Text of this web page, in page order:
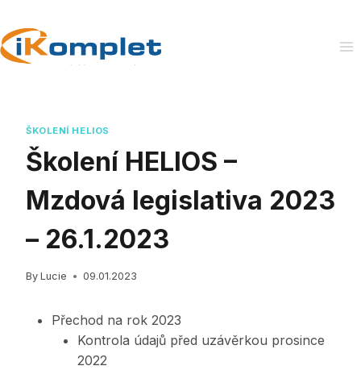
to
content
ŠKOLENÍ HELIOS
Školení HELIOS –
Mzdová legislativa 2023
– 26.1.2023
By Lucie 09.01.2023
Přechod na rok 2023
Kontrola údajů před uzávěrkou prosince
2022